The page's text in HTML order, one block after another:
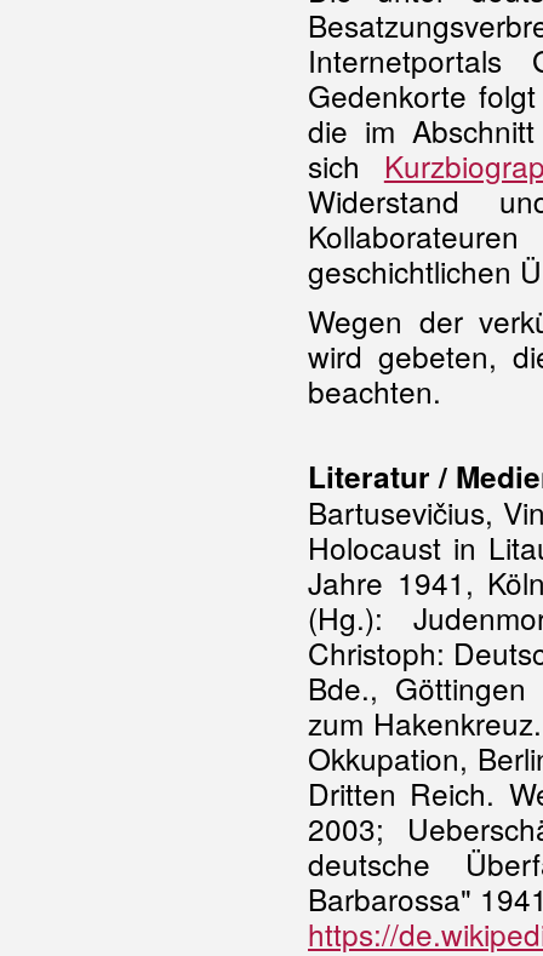
Gedenkorte
die im
sich
Widerstand
geschichtlichen
Wegen der
wird gebeten,
beachten.
Literatur /
Bartusevičius,
Holocaust in
Jahre 1941,
(Hg.):
Christoph:
Bde.,
zum
Okkupation,
Dritten Reich.
2003;
deutsche
Barbarossa"
https://